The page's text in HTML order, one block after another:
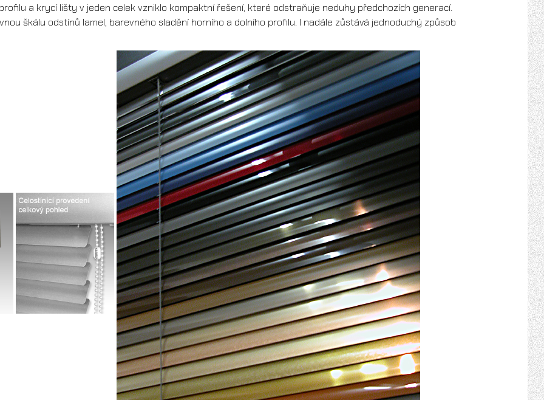
a krycí lišty v jeden celek vzniklo kompaktní řešení, které odstraňuje neduhy předchozích generací.
škálu odstínů lamel, barevného sladění horního a dolního profilu. I nadále zůstává jednoduchý způsob